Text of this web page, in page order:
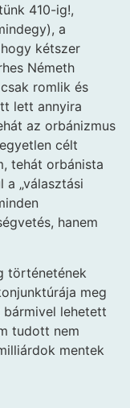
410-ig!,
a
kétszer
Németh
romlik és
lett annyira
az orbánizmus
célt
tehát orbánista
„választási
hanem
történetének
meg
lehetett
tudott nem
mentek